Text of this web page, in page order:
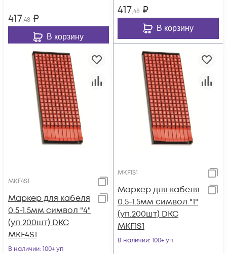
417,48 ₽
В корзину
417,48 ₽
В корзину
MKF4S1
Маркер для кабеля
0.5-1.5мм символ "4"
(уп.200шт) DKC
MKF4S1
В наличии: 100+ уп
MKF1S1
Маркер для кабеля
0.5-1.5мм символ "1"
(уп.200шт) DKC
MKF1S1
В наличии: 100+ уп